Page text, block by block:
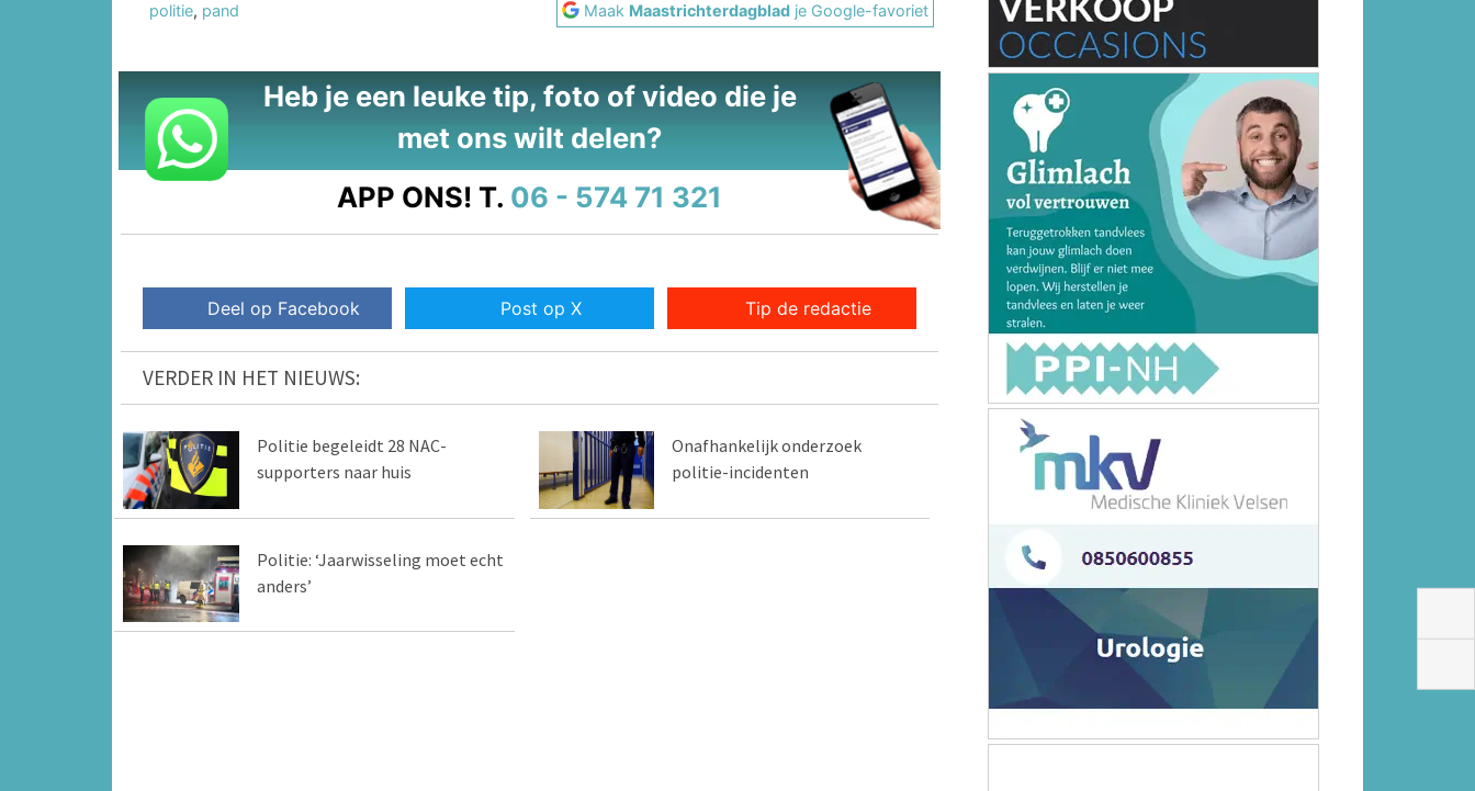
politie, pand Maak Maastrichterdagblad je Google-favoriet
Heb je een leuke tip, foto of video die je
met ons wilt delen?
APP ONS! T. 06 - 574 71 321
Deel op Facebook Post op X Tip de redactie
VERDER IN HET NIEUWS:
Politie begeleidt 28 NAC-
supporters naar huis
Onafhankelijk onderzoek
politie-incidenten
Politie: ‘Jaarwisseling moet echt
anders’